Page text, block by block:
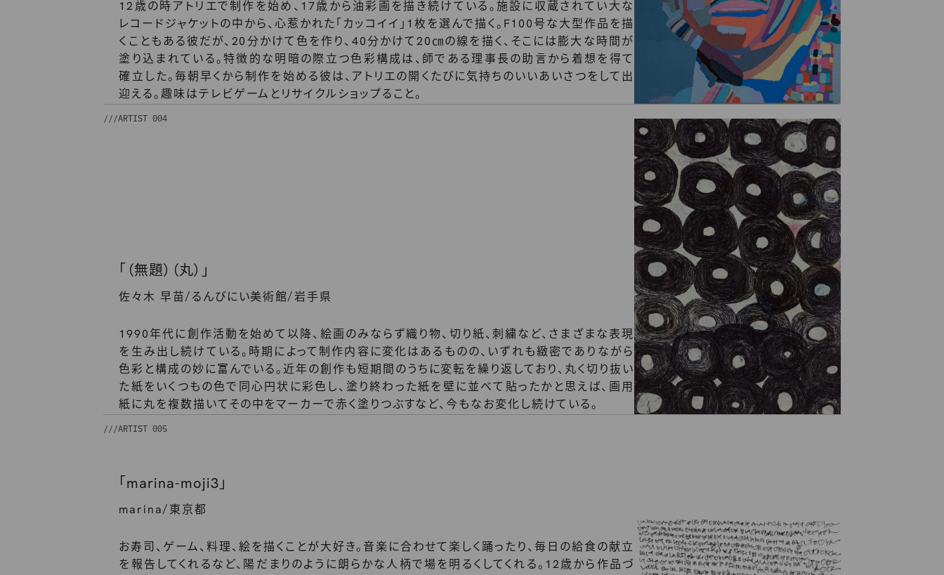
12歳の時アトリエで制作を始め、17歳から油彩画を描き続けている。施設に収蔵されてい大な
レコードジャケットの中から、心惹かれた「カッコイイ」1枚を選んで描く。F100号な大型作品を描
くこともある彼だが、20分かけて色を作り、40分かけて20㎝の線を描く、そこには膨大な時間が
塗り込まれている。特徴的な明暗の際立つ色彩構成は、師である理事長の助言から着想を得て
確立した。毎朝早くから制作を始める彼は、アトリエの開くたびに気持ちのいいあいさつをして出
迎える。趣味はテレビゲームとリサイクルショップること。
///ARTIST 004
「（無題）（丸）」
佐々木 早苗 / るんびにい美術館/岩手県
1990年代に創作活動を始めて以降、絵画のみならず織り物、切り紙、刺繍など、さまざまな表現
を生み出し続けている。時期によって制作内容に変化はあるものの、いずれも緻密でありながら
色彩と構成の妙に富んでいる。近年の創作も短期間のうちに変転を繰り返しており、丸く切り抜い
た紙をいくつもの色で同心円状に彩色し、塗り終わった紙を壁に並べて貼ったかと思えば、画用
紙に丸を複数描いてその中をマーカーで赤く塗りつぶすなど、今もなお変化し続けている。
///ARTIST 005
「marina-moji3」
marina / 東京都
お寿司、ゲーム、料理、絵を描くことが大好き。音楽に合わせて楽しく踊ったり、毎日の給食の献立
を報告してくれるなど、陽だまりのように朗らかな人柄で場を明るくしてくれる。12歳から作品づ